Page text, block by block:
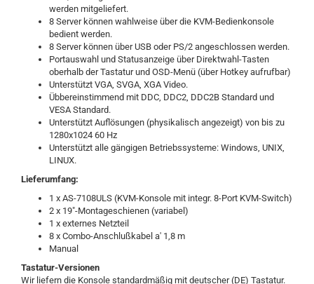
werden mitgeliefert.
8 Server können wahlweise über die KVM-Bedienkonsole
bedient werden.
8 Server können über USB oder PS/2 angeschlossen werden.
Portauswahl und Statusanzeige über Direktwahl-Tasten
oberhalb der Tastatur und OSD-Menü (über Hotkey aufrufbar)
Unterstützt VGA, SVGA, XGA Video.
Übbereinstimmend mit DDC, DDC2, DDC2B Standard und
VESA Standard.
Unterstützt Auflösungen (physikalisch angezeigt) von bis zu
1280x1024 60 Hz
Unterstützt alle gängigen Betriebssysteme: Windows, UNIX,
LINUX.
Lieferumfang:
1 x AS-7108ULS (KVM-Konsole mit integr. 8-Port KVM-Switch)
2 x 19"-Montageschienen (variabel)
1 x externes Netzteil
8 x Combo-Anschlußkabel a' 1,8 m
Manual
Tastatur-Versionen
Wir liefern die Konsole standardmäßig mit deutscher (DE) Tastatur.